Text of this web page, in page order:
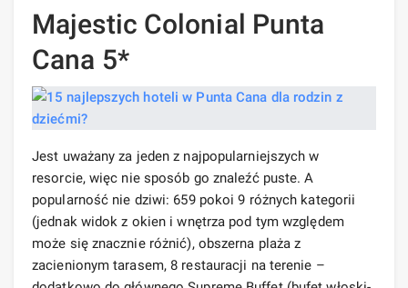
Majestic Colonial Punta
Cana 5*
Jest uważany za jeden z najpopularniejszych w
resorcie, więc nie sposób go znaleźć puste. A
popularność nie dziwi: 659 pokoi 9 różnych kategorii
(jednak widok z okien i wnętrza pod tym względem
może się znacznie różnić), obszerna plaża z
zacienionym tarasem, 8 restauracji na terenie –